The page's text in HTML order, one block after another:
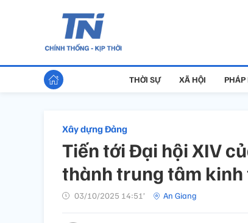
THỜI SỰ XÃ HỘI PHÁP
Xây dựng Đảng
Tiến tới Đại hội XIV
thành trung tâm kinh
03/10/2025 14:51’ An Giang